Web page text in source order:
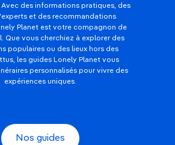
Avec des informations pratiques, des
et des recommandations
Planet est votre compagnon de
Que vous cherchiez à explorer des
populaires ou des lieux hors des
les guides Lonely Planet vous
personnalisés pour vivre des
expériences uniques.
Nos guides